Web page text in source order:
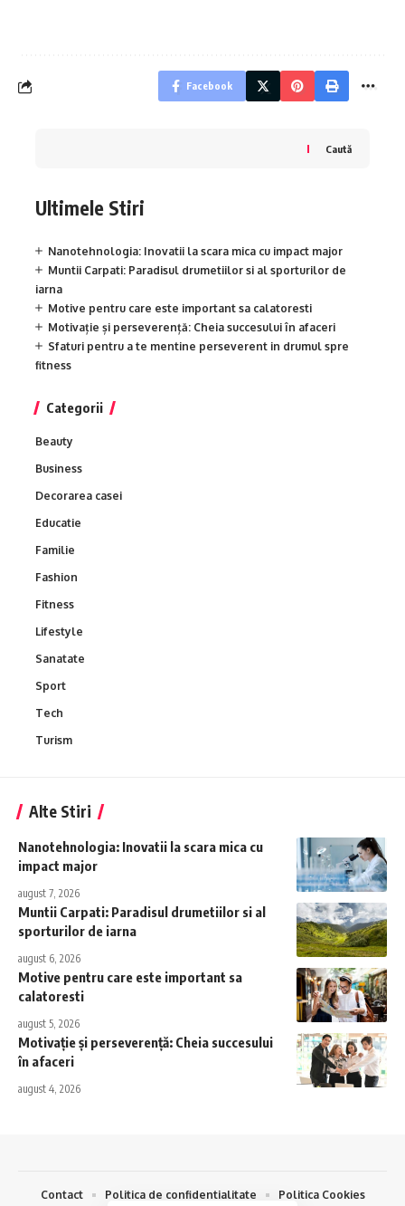
Facebook
Caută
Ultimele Stiri
Nanotehnologia: Inovatii la scara mica cu impact major
Muntii Carpati: Paradisul drumetiilor si al sporturilor de
iarna
Motive pentru care este important sa calatoresti
Motivație și perseverență: Cheia succesului în afaceri
Sfaturi pentru a te mentine perseverent in drumul spre
fitness
Categorii
Beauty
Business
Decorarea casei
Educatie
Familie
Fashion
Fitness
Lifestyle
Sanatate
Sport
Tech
Turism
Alte Stiri
Nanotehnologia: Inovatii la scara mica cu
impact major
august 7, 2026
Muntii Carpati: Paradisul drumetiilor si al
sporturilor de iarna
august 6, 2026
Motive pentru care este important sa
calatoresti
august 5, 2026
Motivație și perseverență: Cheia succesului
în afaceri
august 4, 2026
Contact Politica de confidentialitate Politica Cookies